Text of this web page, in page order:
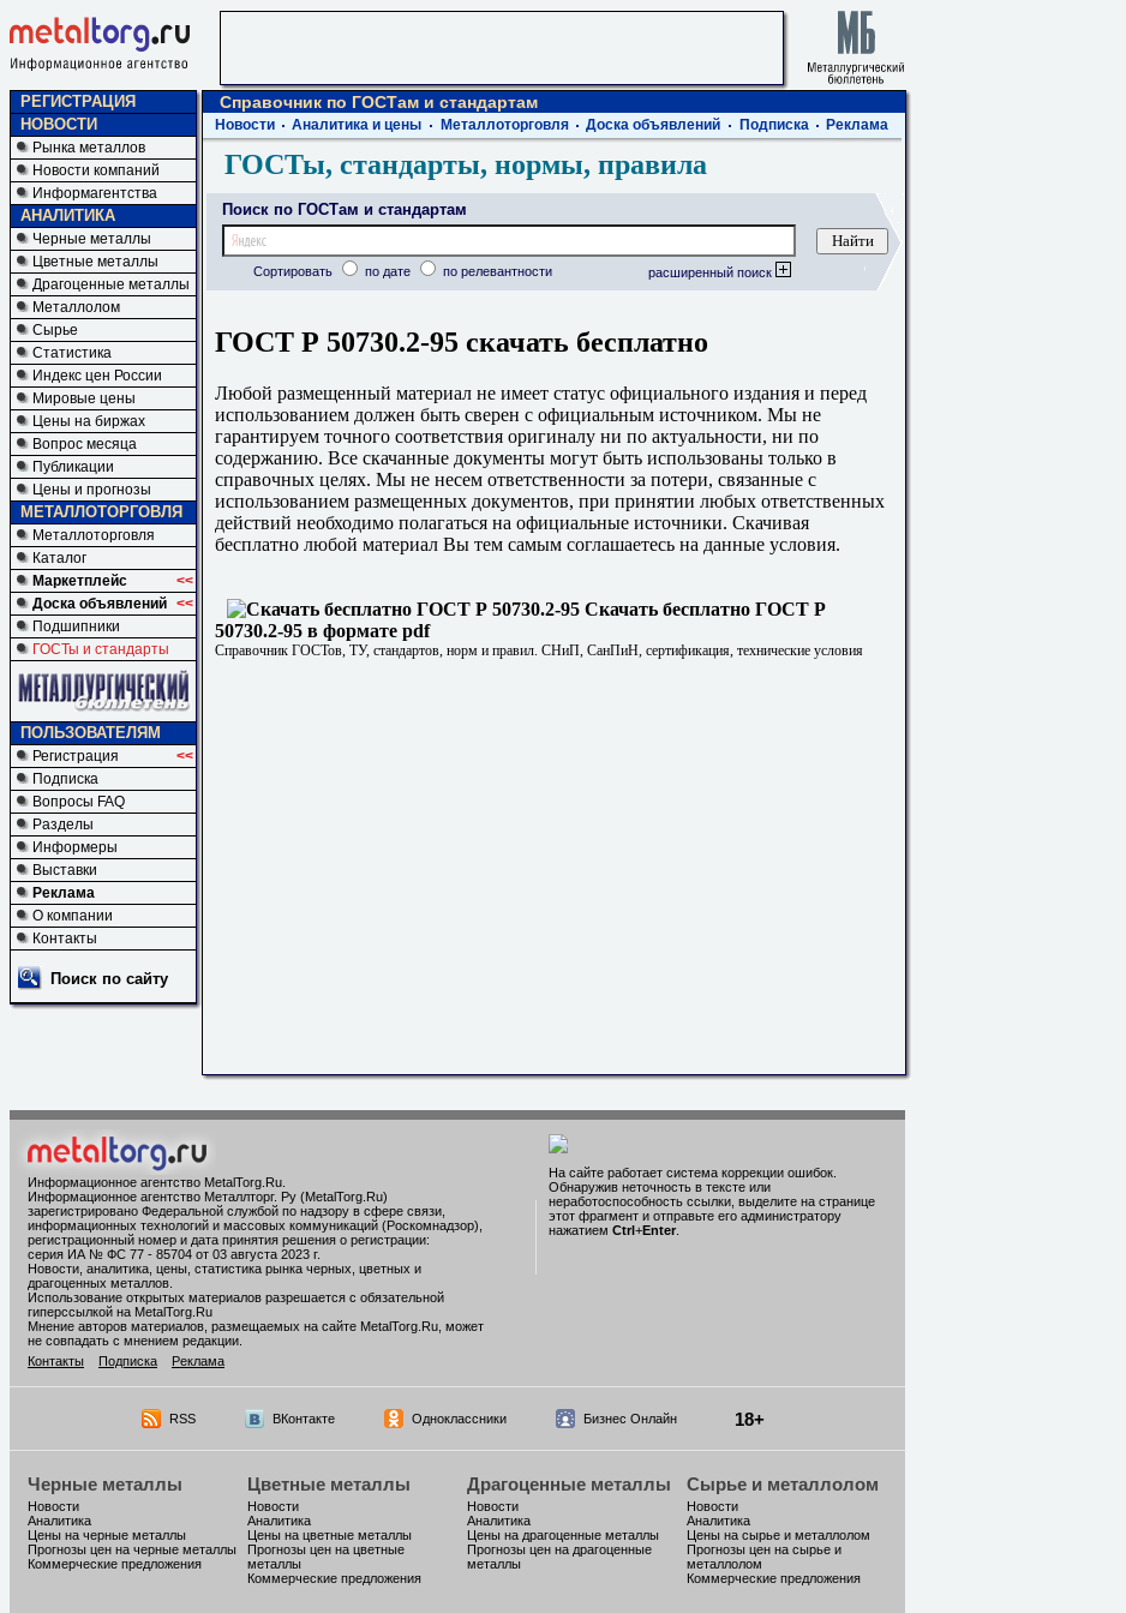
РЕГИСТРАЦИЯ
НОВОСТИ
Рынка металлов
Новости компаний
Информагентства
АНАЛИТИКА
Черные металлы
Цветные металлы
Драгоценные металлы
Металлолом
Сырье
Статистика
Индекс цен России
Мировые цены
Цены на биржах
Вопрос месяца
Публикации
Цены и прогнозы
МЕТАЛЛОТОРГОВЛЯ
Металлоторговля
Каталог
Маркетплейс
<<
Доска объявлений <<
Подшипники
ГОСТы и стандарты
ПОЛЬЗОВАТЕЛЯМ
Регистрация
<<
Подписка
Вопросы FAQ
Разделы
Информеры
Выставки
Реклама
О компании
Контакты
Поиск по сайту
Справочник по ГОСТам и стандартам
Новости Аналитика и цены Металлоторговля Доска объявлений Подписка Реклама
ГОСТы, стандарты, нормы, правила
Поиск по ГОСТам и стандартам
Сортировать по дате по релевантности расширенный поиск
ГОСТ Р 50730.2-95 скачать бесплатно
Любой размещенный материал не имеет статус официального издания и перед
использованием должен быть сверен с официальным источником. Мы не
гарантируем точного соответствия оригиналу ни по актуальности, ни по
содержанию. Все скачанные документы могут быть использованы только в
справочных целях. Мы не несем ответственности за потери, связанные с
использованием размещенных документов, при принятии любых ответственных
действий необходимо полагаться на официальные источники. Скачивая
бесплатно любой материал Вы тем самым соглашаетесь на данные условия.
Скачать бесплатно ГОСТ Р
50730.2-95 в формате pdf
Справочник ГОСТов, ТУ, стандартов, норм и правил. СНиП, СанПиН, сертификация, технические условия
Информационное агентство MetalTorg.Ru
Информационное агентство Металлторг. Ру (MetalTorg.Ru)
зарегистрировано Федеральной службой по надзору в сфере связи,
информационных технологий и массовых коммуникаций (Роскомнадзор),
регистрационный номер и дата принятия решения о регистрации:
серия ИА № ФС 77 - 85704 от 03 августа 2023 г.
Новости, аналитика, цены, статистика рынка черных, цветных и
драгоценных металлов.
Использование открытых материалов разрешается с обязательной
гиперссылкой на MetalTorg.Ru
Мнение авторов материалов, размещаемых на сайте MetalTorg.Ru, может
не совпадать с мнением редакции.
Контакты
Подписка Реклама
На сайте работает система коррекции ошибок.
Обнаружив неточность в тексте или
неработоспособность ссылки, выделите на странице
этот фрагмент и отправьте его администратору
нажатием Ctrl+Enter
RSS ВКонтакте Одноклассники Бизнес Онлайн 18+
Черные металлы
Новости
Аналитика
Цены на черные металлы
Прогнозы цен на черные металлы
Коммерческие предложения
Цветные металлы
Новости
Аналитика
Цены на цветные металлы
Прогнозы цен на цветные
металлы
Коммерческие предложения
Драгоценные металлы
Новости
Аналитика
Цены на драгоценные металлы
Прогнозы цен на драгоценные
металлы
Сырье и металлолом
Новости
Аналитика
Цены на сырье и металлолом
Прогнозы цен на сырье и
металлолом
Коммерческие предложения